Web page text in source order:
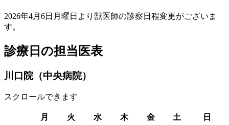
2026年4月6日月曜日より獣医師の診察日程変更がございま
す。
診療日の担当医表
川口院（中央病院）
スクロールできます
月 火 水 木 金 土 日